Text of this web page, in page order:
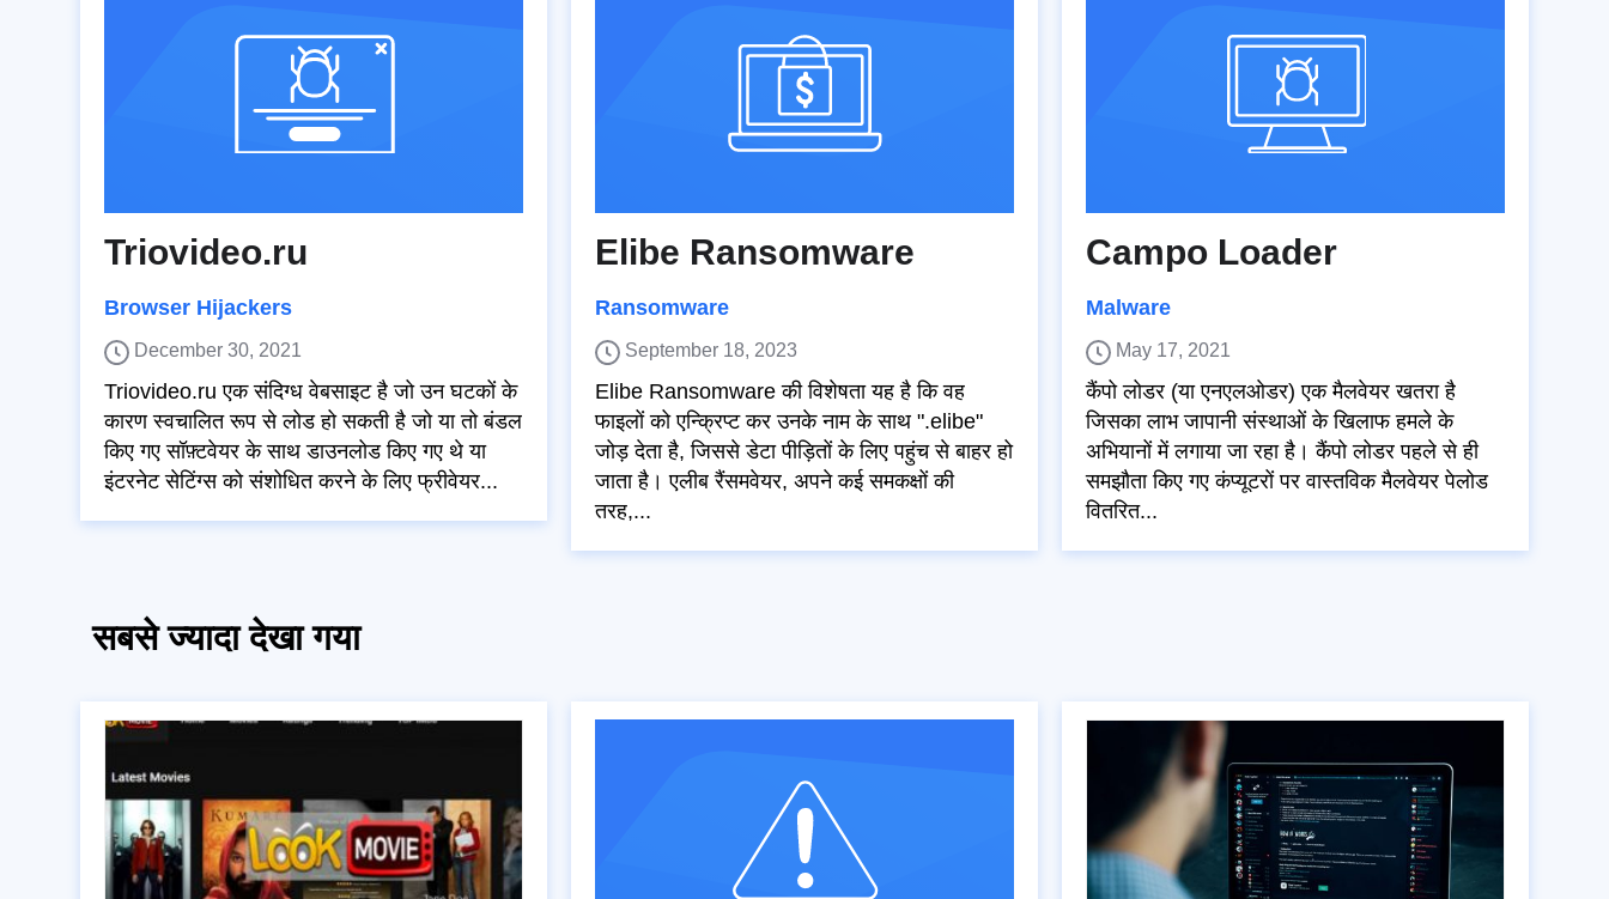
Triovideo.ru
Browser Hijackers
December 30, 2021
Triovideo.ru एक संदिग्ध वेबसाइट है जो उन घटकों के
कारण स्वचालित रूप से लोड हो सकती है जो या तो बंडल
किए गए सॉफ़्टवेयर के साथ डाउनलोड किए गए थे या
इंटरनेट सेटिंग्स को संशोधित करने के लिए फ्रीवेयर...
Elibe Ransomware
Ransomware
September 18, 2023
Elibe Ransomware की विशेषता यह है कि वह
फाइलों को एन्क्रिप्ट कर उनके नाम के साथ ".elibe"
जोड़ देता है, जिससे डेटा पीड़ितों के लिए पहुंच से बाहर हो
जाता है। एलीब रैंसमवेयर, अपने कई समकक्षों की
तरह,...
Campo Loader
Malware
May 17, 2021
कैंपो लोडर (या एनएलओडर) एक मैलवेयर खतरा है
जिसका लाभ जापानी संस्थाओं के खिलाफ हमले के
अभियानों में लगाया जा रहा है। कैंपो लोडर पहले से ही
समझौता किए गए कंप्यूटरों पर वास्तविक मैलवेयर पेलोड
वितरित...
सबसे ज्यादा देखा गया